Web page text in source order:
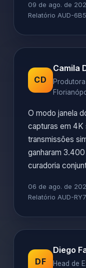
09 de ago. de
Relatório AUD-
CD
Camila
O modo janela
capturas em 4K
transmissões
ganharam
curadoria
06 de ago. de
Relatório AUD-
DF
Diego
Head de